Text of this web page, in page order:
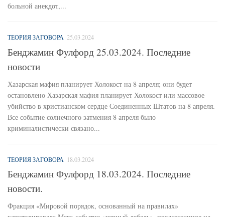
больной анекдот,...
ТЕОРИЯ ЗАГОВОРА 25.03.2024
Бенджамин Фулфорд 25.03.2024. Последние
новости
Хазарская мафия планирует Холокост на 8 апреля; они будет
остановлено Хазарская мафия планирует Холокост или массовое
убийство в христианском сердце Соединенных Штатов на 8 апреля.
Все событие солнечного затмения 8 апреля было
криминалистически связано...
ТЕОРИЯ ЗАГОВОРА 18.03.2024
Бенджамин Фулфорд 18.03.2024. Последние
новости.
Фракция «Мировой порядок, основанный на правилах»